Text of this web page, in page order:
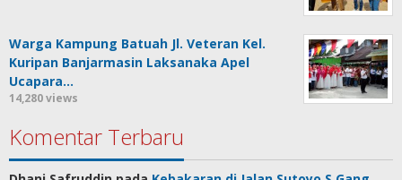
Warga Kampung Batuah Jl. Veteran Kel.
Kuripan Banjarmasin Laksanaka Apel
Ucapara…
14,280 views
Komentar Terbaru